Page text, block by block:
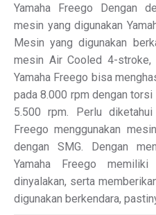
Yamaha Freego Dengan
mesin yang digunakan
Mesin yang digunakan
mesin Air Cooled 4-stroke,
Yamaha Freego bisa
pada 8.000 rpm dengan
5.500 rpm. Perlu
Freego menggunakan
dengan SMG. Dengan
Yamaha Freego
dinyalakan, serta
digunakan berkendara,